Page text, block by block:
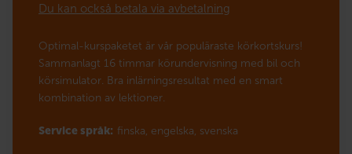
Du kan också betala via avbetalning
Optimal-kurspaketet är vår populäraste körkortskurs!
Sammanlagt 16 timmar körundervisning med bil och
körsimulator. Bra inlärningsresultat med en smart
kombination av lektioner.
Service språk: finska, engelska, svenska